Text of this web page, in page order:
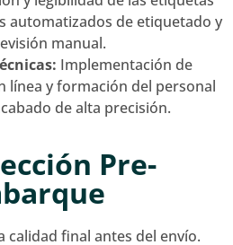
automatizados de etiquetado y
manual.
Implementación de
línea y formación del personal
de alta precisión.
Pre-
calidad final antes del envío.